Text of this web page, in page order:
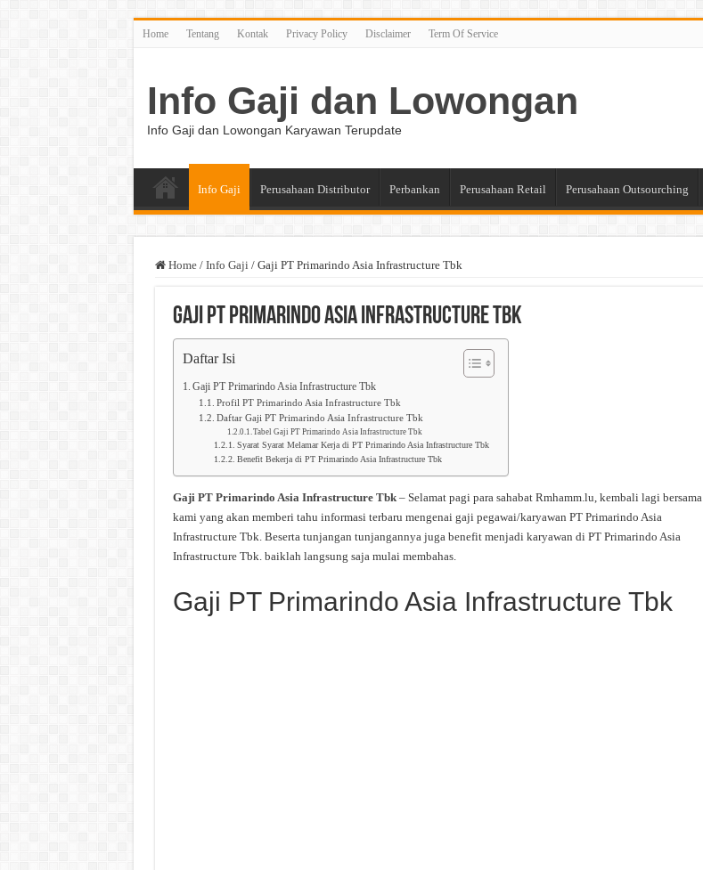
Home Tentang Kontak Privacy Policy Disclaimer Term Of Service
Info Gaji dan Lowongan
Info Gaji dan Lowongan Karyawan Terupdate
Info Gaji Perusahaan Distributor Perbankan Perusahaan Retail Perusahaan Outsourching
Home / Info Gaji / Gaji PT Primarindo Asia Infrastructure Tbk
Gaji PT Primarindo Asia Infrastructure Tbk
Daftar Isi
Gaji PT Primarindo Asia Infrastructure Tbk
Profil PT Primarindo Asia Infrastructure Tbk
Daftar Gaji PT Primarindo Asia Infrastructure Tbk
Tabel Gaji PT Primarindo Asia Infrastructure Tbk
Syarat Syarat Melamar Kerja di PT Primarindo Asia Infrastructure Tbk
Benefit Bekerja di PT Primarindo Asia Infrastructure Tbk
Gaji PT Primarindo Asia Infrastructure Tbk– Selamat pagi para sahabat Rmhamm.lu, kembali lagi bersama
kami yang akan memberi tahu informasi terbaru mengenai gaji pegawai/karyawan PT Primarindo Asia
Infrastructure Tbk. Beserta tunjangan tunjangannya juga benefit menjadi karyawan di PT Primarindo Asia
Infrastructure Tbk. baiklah langsung saja mulai membahas.
Gaji PT Primarindo Asia Infrastructure Tbk